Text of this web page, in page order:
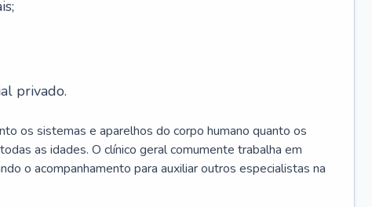
privado.
os sistemas e aparelhos do corpo humano quanto os
as idades. O clínico geral comumente trabalha em
o acompanhamento para auxiliar outros especialistas na